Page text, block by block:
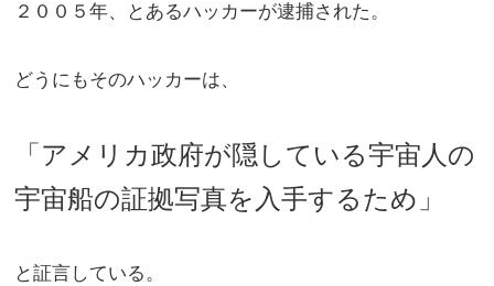
２００５年、とあるハッカーが逮捕された。
どうにもそのハッカーは、
「アメリカ政府が隠している宇宙人の
宇宙船の証拠写真を入手するため」
と証言している。